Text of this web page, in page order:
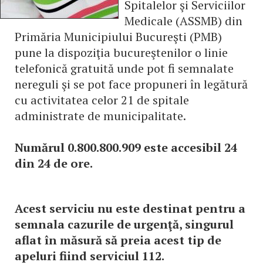
Spitalelor şi Serviciilor
Medicale (ASSMB) din
Primăria Municipiului Bucureşti (PMB)
pune la dispoziţia bucureştenilor o linie
telefonică gratuită unde pot fi semnalate
nereguli şi se pot face propuneri în legătură
cu activitatea celor 21 de spitale
administrate de municipalitate.
Numărul 0.800.800.909 este accesibil 24
din 24 de ore.
Acest serviciu nu este destinat pentru a
semnala cazurile de urgenţă, singurul
aflat în măsură să preia acest tip de
apeluri fiind serviciul 112.